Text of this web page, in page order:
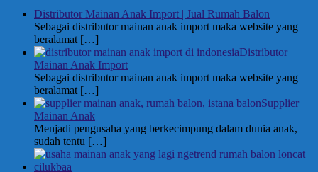
Distributor Mainan Anak Import | Jual Rumah Balon
Sebagai distributor mainan anak import maka website yang
beralamat […]
Distributor
Mainan Anak Import
Sebagai distributor mainan anak import maka website yang
beralamat […]
Supplier
Mainan Anak
Menjadi pengusaha yang berkecimpung dalam dunia anak,
sudah tentu […]